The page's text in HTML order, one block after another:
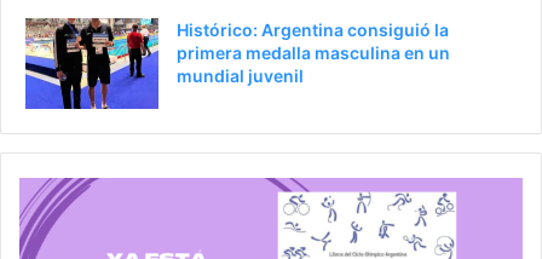
Histórico: Argentina consiguió la
primera medalla masculina en un
mundial juvenil